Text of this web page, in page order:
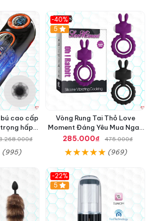
tư vấnvà bảo quản
khoái cảm Shelly Play
cao cấp
hấp
(995)
-40%
5
Vòng Rung Tai Thỏ Love
Moment Đáng Yêu Mua Ngay
Giá Tốt
285.000₫ 475.000₫
(969)
-22%
5